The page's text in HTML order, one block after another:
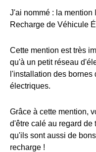
J'ai nommé : la mention
Recharge de Véhicule
Cette mention est très
qu'à un petit réseau
l'installation des
électriques.
Grâce à cette mention,
d'être calé au regard de
qu'ils sont aussi de
recharge !